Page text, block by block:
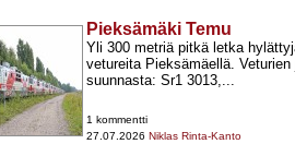
Pieksämäki Temu
Yli 300 metriä pitkä letka
vetureita Pieksämäellä.
suunnasta: Sr1 3013,...
1 kommentti
27.07.2026 Niklas Rinta-Kanto